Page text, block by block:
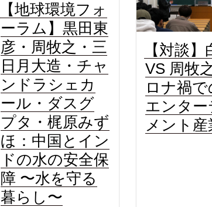
【地球環境フォ
ーラム】黒田東
彦・周牧之・三
日月大造・チャ
ンドラシェカ
ール・ダスグ
プタ・梶原みず
ほ：中国とイン
ドの水の安全保
障 〜水を守る
暮らし〜
【対談
VS 周牧
ロナ禍で
エンター
メント産